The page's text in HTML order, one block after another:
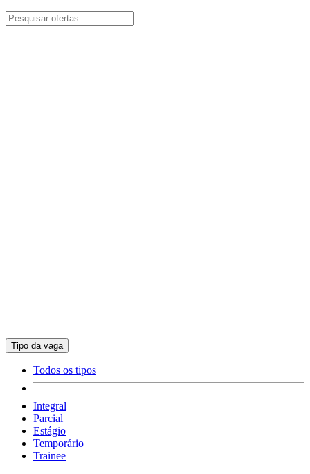
Tipo da vaga
Todos os tipos
Integral
Parcial
Estágio
Temporário
Trainee